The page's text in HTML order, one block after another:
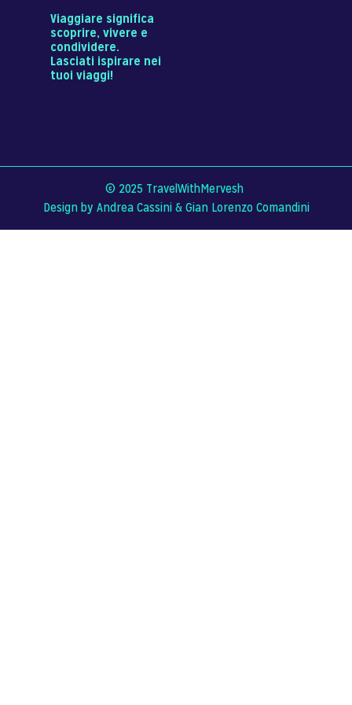
Viaggiare significa
scoprire, vivere e
condividere.
Lasciati ispirare nei
tuoi viaggi!
© 2025 TravelWithMervesh
Design by Andrea Cassini &Gian Lorenzo Comandini